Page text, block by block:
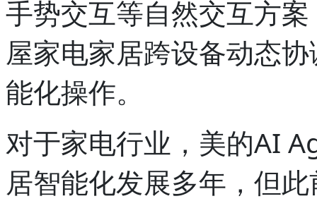
手势交互等自然交互方
屋家电家居跨设备动态
能化操作。
对于家电行业，美的AI
居智能化发展多年，但